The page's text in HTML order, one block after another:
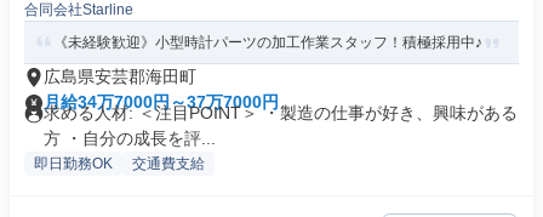
合同会社Starline
《未経験歓迎》小型時計パーツの加工作業スタッフ！積極採用中♪
広島県安芸郡海田町
月給34万7000円～37万7000円
求める人材: ＜注目POINT＞ ・製造の仕事が好き、興味がある
方 ・自分の成長を評...
即日勤務OK 交通費支給